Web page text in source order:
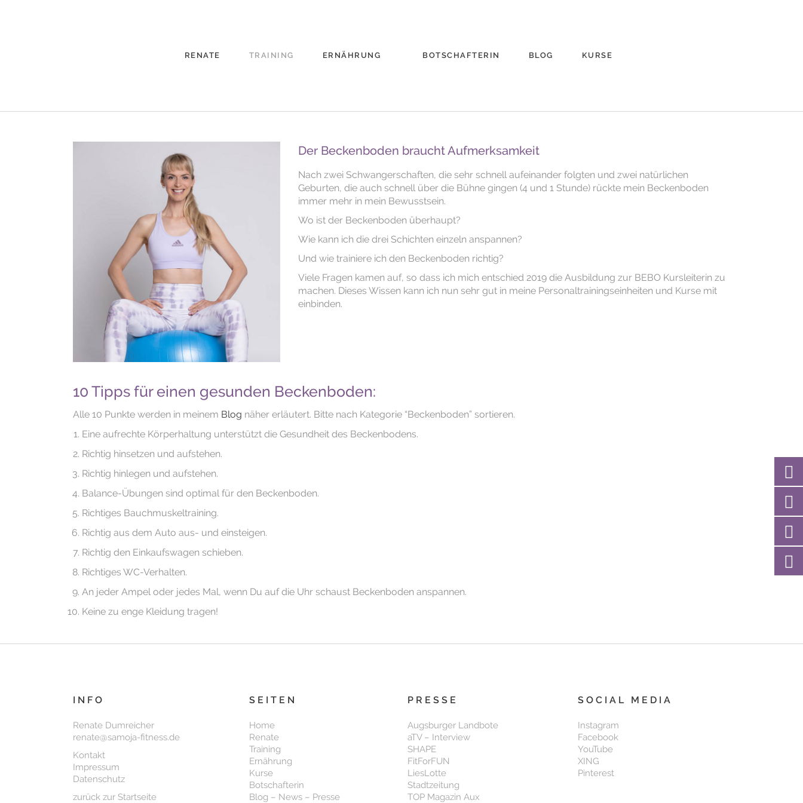
RENATE TRAINING ERNÄHRUNG BOTSCHAFTERIN BLOG KURSE
Der Beckenboden braucht Aufmerksamkeit
Nach zwei Schwangerschaften, die sehr schnell aufeinander folgten und zwei natürlichen
Geburten, die auch schnell über die Bühne gingen (4 und 1 Stunde) rückte mein Beckenboden
immer mehr in mein Bewusstsein.
Wo ist der Beckenboden überhaupt?
Wie kann ich die drei Schichten einzeln anspannen?
Und wie trainiere ich den Beckenboden richtig?
Viele Fragen kamen auf, so dass ich mich entschied 2019 die Ausbildung zur BEBO Kursleiterin zu
machen. Dieses Wissen kann ich nun sehr gut in meine Personaltrainingseinheiten und Kurse mit
einbinden.
10 Tipps für einen gesunden Beckenboden:
Alle 10 Punkte werden in meinem Blog näher erläutert. Bitte nach Kategorie “Beckenboden” sortieren.
Eine aufrechte Körperhaltung unterstützt die Gesundheit des Beckenbodens.
Richtig hinsetzen und aufstehen.
Richtig hinlegen und aufstehen.
Balance-Übungen sind optimal für den Beckenboden.
Richtiges Bauchmuskeltraining.
Richtig aus dem Auto aus- und einsteigen.
Richtig den Einkaufswagen schieben.
Richtiges WC-Verhalten.
An jeder Ampel oder jedes Mal, wenn Du auf die Uhr schaust Beckenboden anspannen.
Keine zu enge Kleidung tragen!
INFO
Renate Dumreicher
renate@samoja-fitness.de
Kontakt
Impressum
Datenschutz
zurück zur Startseite
SEITEN
Home
Renate
Training
Ernährung
Kurse
Botschafterin
Blog – News – Presse
PRESSE
Augsburger Landbote
aTV – Interview
SHAPE
FitForFUN
LiesLotte
Stadtzeitung
TOP Magazin Aux
SOCIAL MEDIA
Instagram
Facebook
YouTube
XING
Pinterest